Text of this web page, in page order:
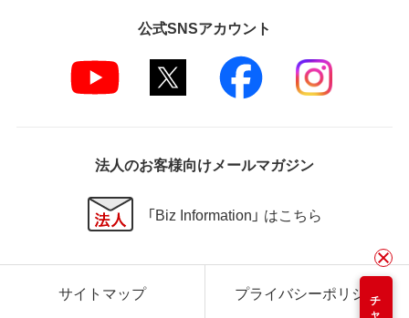
公式SNSアカウント
法人のお客様向けメールマガジン
「Biz Information」 はこちら
サイトマップ プライバシーポリシー